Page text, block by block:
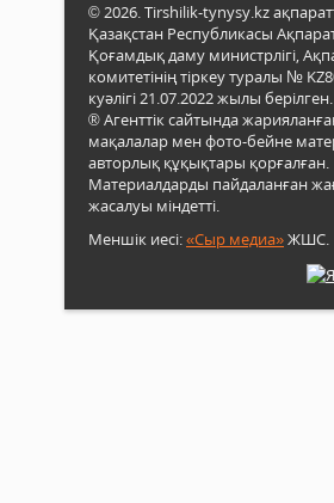
© 2026. Tirshilik-tynysy.kz
Қазақстан Республикасы
Қоғамдық даму министрлігі,
комитетінің тіркеу туралы №
куәлігі 21.07.2022 жылы берілген.
® Агенттік сайтында
мақалалар мен фото-бейне
авторлық құқықтары қорғалған.
Материалдарды пайдаланған
жасалуы міндетті.
Меншік иесі:«Сыр медиа»ЖШС.